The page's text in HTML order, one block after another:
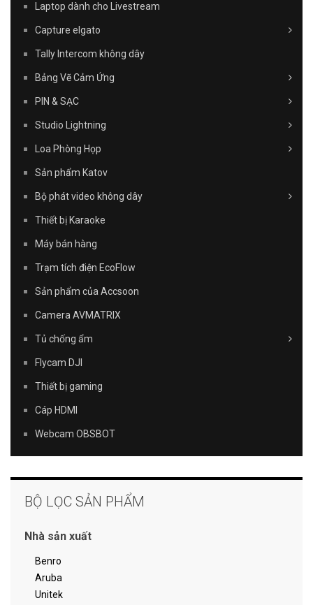
Laptop dành cho Livestream
Capture elgato
Tally Intercom không dây
Bảng Vẽ Cảm Ứng
PIN & SẠC
Studio Lightning
Loa Phòng Họp
Sản phẩm Katov
Bộ phát video không dây
Thiết bị Karaoke
Máy bán hàng
Trạm tích điện EcoFlow
Sản phẩm của Accsoon
Camera AVMATRIX
Tủ chống ẩm
Flycam DJI
Thiết bị gaming
Cáp HDMI
Webcam OBSBOT
BỘ LỌC SẢN PHẨM
Nhà sản xuất
Benro
Aruba
Unitek